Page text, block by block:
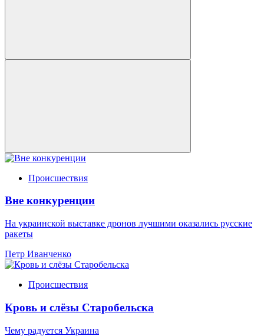
Происшествия
Вне конкуренции
На украинской выставке дронов лучшими оказались русские
ракеты
Петр Иванченко
Происшествия
Кровь и слёзы Старобельска
Чему радуется Украина